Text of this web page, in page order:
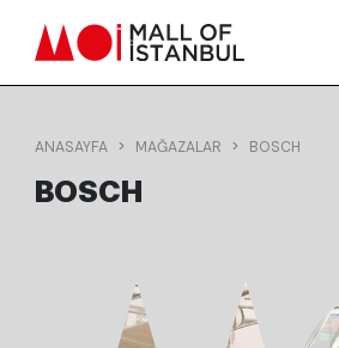
ANASAYFA MAĞAZALAR BOSCH
BOSCH